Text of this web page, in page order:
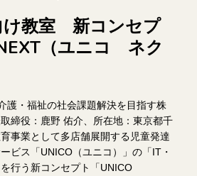
け教室 新コンセプ
（ユニコ ネク
護・福祉の社会課題解決を目指す株
締役：鹿野 佑介、所在地：東京都千
事業として多店舗展開する児童発達
ビス「UNICO（ユニコ）」の「IT・
行う新コンセプト「UNICO